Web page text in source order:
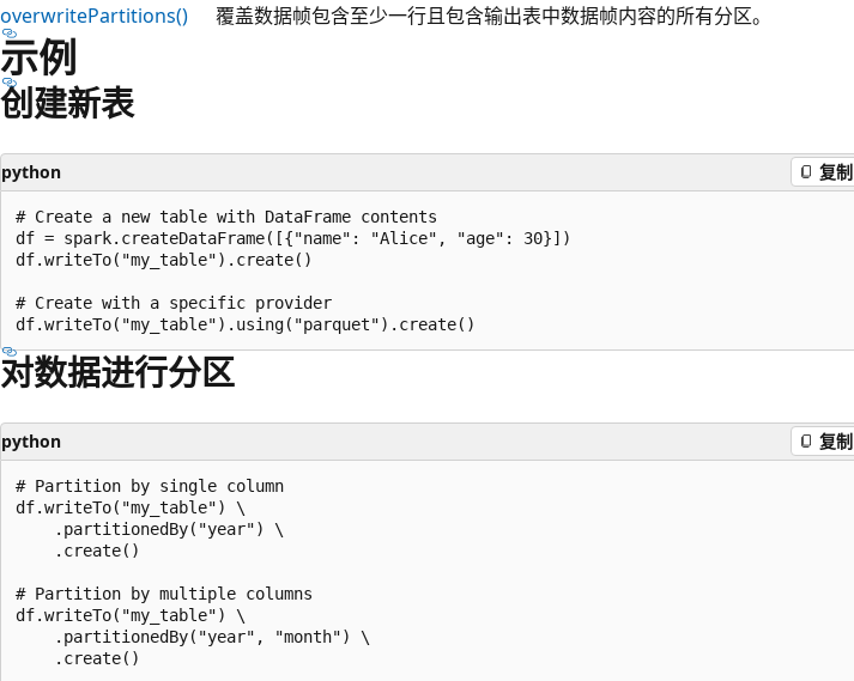
overwritePartitions()
覆盖数据帧包含至少一行且包含输出表中数据帧内容的所有分区。
示例
创建新表
python 复制
# Create a new table with DataFrame contents
df = spark.createDataFrame([{"name": "Alice", "age": 30}])
df.writeTo("my_table").create()
# Create with a specific provider
对数据进行分区
python 复制
# Partition by single column
df.writeTo("my_table") \
    .partitionedBy("year") \
    .create()
# Partition by multiple columns
df.writeTo("my_table") \
    .partitionedBy("year", "month") \
    .create()